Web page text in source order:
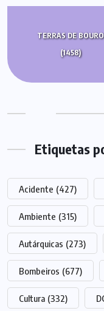
TERRAS DE BOURO
(1458)
Etiquetas
Acidente (427)
Ambiente (315)
Autárquicas (273)
Bombeiros (677)
Cultura (332)